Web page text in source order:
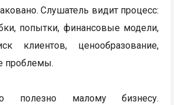
Слушатель видит процесс:
попытки, финансовые модели,
клиентов, ценообразование,
проблемы.
полезно малому бизнесу.